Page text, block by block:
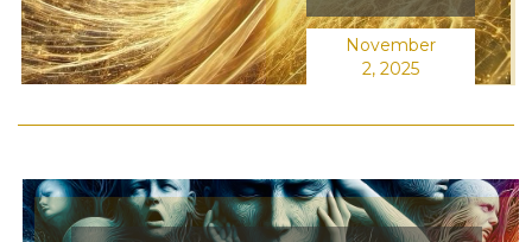
November
2, 2025